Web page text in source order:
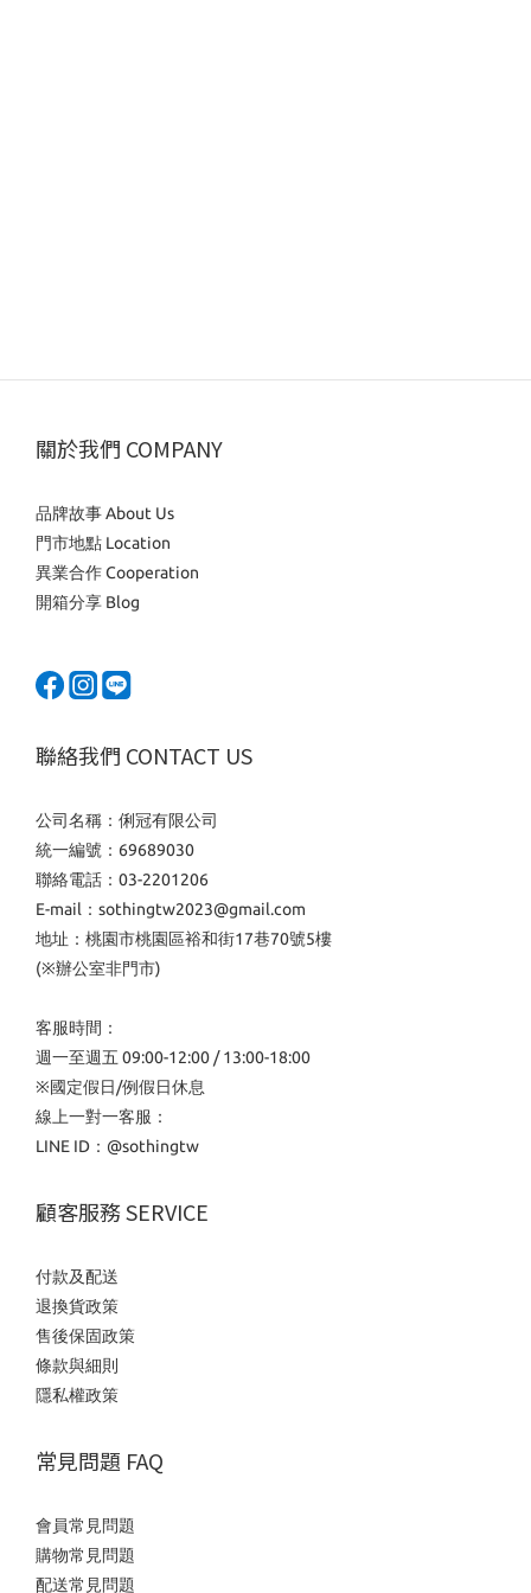
關於我們 COMPANY
品牌故事 About Us
門市地點 Location
異業合作 Cooperation
開箱分享 Blog
聯絡我們 CONTACT US
公司名稱：俐冠有限公司
統一編號：69689030
聯絡電話：03-2201206
E-mail：sothingtw2023@gmail.com
地址：桃園市桃園區裕和街17巷70號5樓
(※辦公室非門市)
客服時間：
週一至週五 09:00-12:00 / 13:00-18:00
※國定假日/例假日休息
線上一對一客服：
LINE ID： @sothingtw
顧客服務 SERVICE
付款及配送
退換貨政策
售後保固政策
條款與細則
隱私權政策
常見問題 FAQ
會員常見問題
購物常見問題
配送常見問題